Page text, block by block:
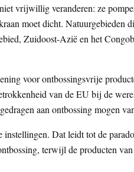
vrijwillig veranderen: ze
moet dicht. Natuurgebieden
Zuidoost-Azië en het
voor ontbossingsvrije
van de EU bij de
aan ontbossing mogen
Dat leidt tot de
terwijl de producten